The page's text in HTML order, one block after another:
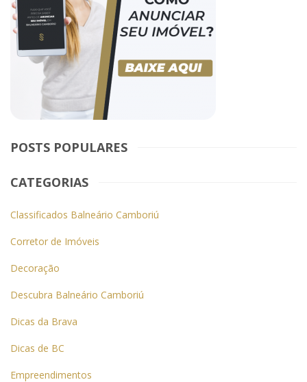
POSTS POPULARES
CATEGORIAS
Classificados Balneário Camboriú
Corretor de Imóveis
Decoração
Descubra Balneário Camboriú
Dicas da Brava
Dicas de BC
Empreendimentos